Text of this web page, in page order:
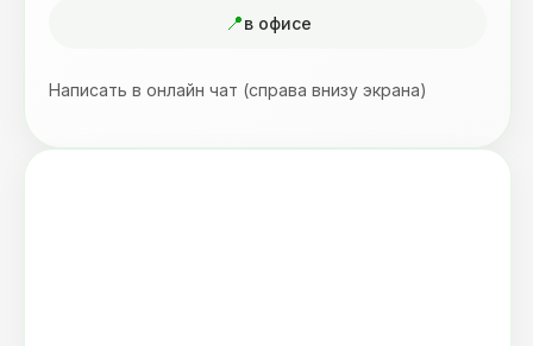
в офисе
Написать в онлайн чат (справа внизу экрана)